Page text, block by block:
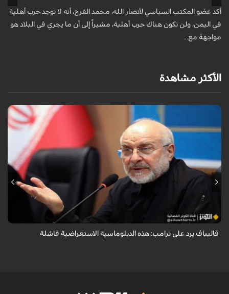
أكد عضو المكتب السياسي لأنصار الله، محمد الفرح، أنه لا توجد حرب أهلية
في اليمن، ولن تكون هناك حرب أهلية، مشيراً إلى أن ما يجري في البلاد هو
مواجهة مع...
الأكثر مشاهدة
أكد رئيس مجلس الشورى الإسلامي الإيراني أن التصريحات الاستعراضية
والتهديدات المتكررة لم تعد تُجدي نفعاً، واصفاً إياها بالدبلوماسية الفاشلة.
قاليباف يرد على ترامب: هذه الدبلوماسية الاستعراضية فاشلة